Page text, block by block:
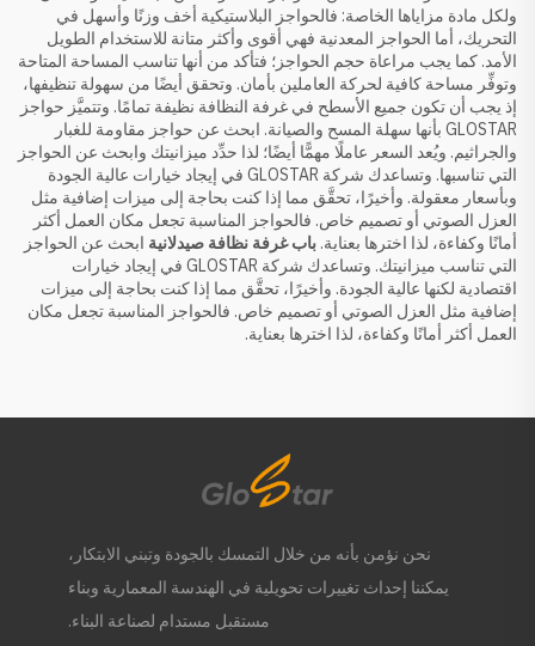
ولكل مادة مزاياها الخاصة: فالحواجز البلاستيكية أخف وزنًا وأسهل في
التحريك، أما الحواجز المعدنية فهي أقوى وأكثر متانة للاستخدام الطويل
الأمد. كما يجب مراعاة حجم الحواجز؛ فتأكد من أنها تناسب المساحة المتاحة
وتوفِّر مساحة كافية لحركة العاملين بأمان. وتحقق أيضًا من سهولة تنظيفها،
إذ يجب أن تكون جميع الأسطح في غرفة النظافة نظيفة تمامًا. وتتميَّز حواجز
GLOSTAR بأنها سهلة المسح والصيانة. ابحث عن حواجز مقاومة للغبار
والجراثيم. ويُعد السعر عاملًا مهمًّا أيضًا؛ لذا حدِّد ميزانيتك وابحث عن الحواجز
التي تناسبها. وتساعدك شركة GLOSTAR في إيجاد خيارات عالية الجودة
وبأسعار معقولة. وأخيرًا، تحقَّق مما إذا كنت بحاجة إلى ميزات إضافية مثل
العزل الصوتي أو تصميم خاص. فالحواجز المناسبة تجعل مكان العمل أكثر
أمانًا وكفاءة، لذا اخترها بعناية. باب غرفة نظافة صيدلانية ابحث عن الحواجز
التي تناسب ميزانيتك. وتساعدك شركة GLOSTAR في إيجاد خيارات
اقتصادية لكنها عالية الجودة. وأخيرًا، تحقَّق مما إذا كنت بحاجة إلى ميزات
إضافية مثل العزل الصوتي أو تصميم خاص. فالحواجز المناسبة تجعل مكان
العمل أكثر أمانًا وكفاءة، لذا اخترها بعناية.
نحن نؤمن بأنه من خلال التمسك بالجودة وتبني الابتكار،
يمكننا إحداث تغييرات تحويلية في الهندسة المعمارية وبناء
مستقبل مستدام لصناعة البناء.